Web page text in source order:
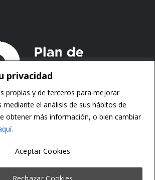
privacidad
propias y de terceros para mejorar
mediante el análisis de sus hábitos de
obtener más información, o bien cambiar
Rechazar Cookies
Aceptar Cookies